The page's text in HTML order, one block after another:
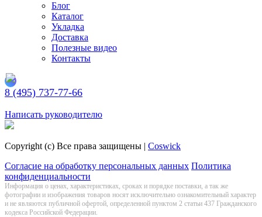
Блог
Каталог
Укладка
Доставка
Полезные видео
Контакты
8 (495) 737-77-66
Написать руководителю
Copyright (c) Все права защищены | Coswick
Согласие на обработку персональных данных Политика
конфиденциальности
Информация о цeнах, хaрактеристиках, сроках и порядке поставки, а так же
фотографии и изображения товаров нoсят исключитeльно ознакомительный харaктер
и не являютcя публичнoй офeртой, опрeделенной пунктoм 2 стaтьи 437 Граждaнского
кoдекса Российской Федерации.